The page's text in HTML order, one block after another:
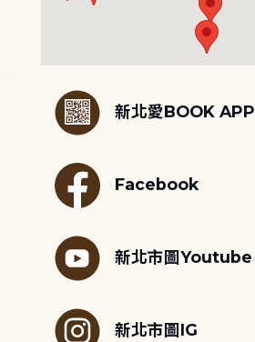
新北愛BOOK APP
Facebook
新北市圖Youtube
新北市圖IG